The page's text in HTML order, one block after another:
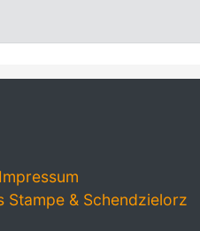
Impressum
Stampe & Schendzielorz